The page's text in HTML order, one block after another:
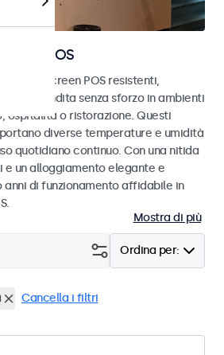
POS
e touchscreen POS resistenti,
di vendita senza sforzo in ambienti
ospitalità o ristorazione. Questi
diverse temperature e umidità
quotidiano continuo. Con una nitida
e un alloggiamento elegante e
anni di funzionamento affidabile in
Mostra di più
Ordina per:
Cancella i filtri